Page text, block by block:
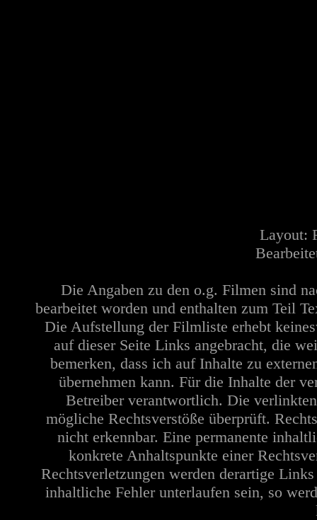
Layout:
Die Angaben zu den o.g. Filmen sind
bearbeitet worden und enthalten zum Teil
Die Aufstellung der Filmliste erhebt
auf dieser Seite Links angebracht, die
bemerken, dass ich auf Inhalte zu
übernehmen kann. Für die Inhalte der
Betreiber verantwortlich. Die
mögliche Rechtsverstöße überprüft.
nicht erkennbar. Eine permanente
konkrete Anhaltspunkte einer
Rechtsverletzungen werden derartige
inhaltliche Fehler unterlaufen sein, so